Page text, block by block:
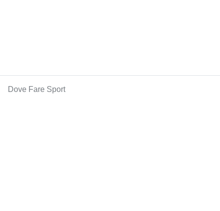
Dove Fare Sport